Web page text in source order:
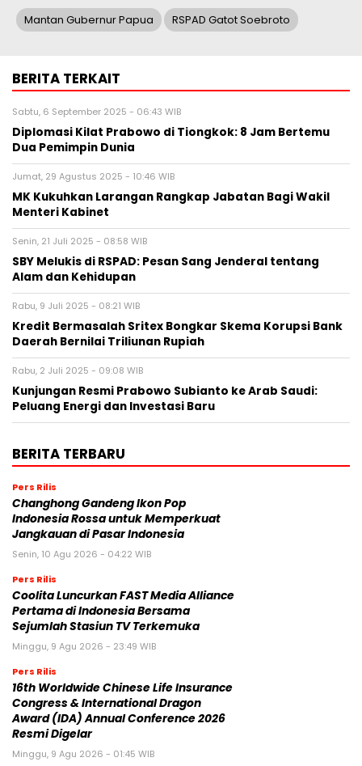
Mantan Gubernur Papua RSPAD Gatot Soebroto
BERITA TERKAIT
Sabtu, 6 September 2025 - 06:43 WIB
Diplomasi Kilat Prabowo di Tiongkok: 8 Jam Bertemu
Dua Pemimpin Dunia
Jumat, 29 Agustus 2025 - 10:46 WIB
MK Kukuhkan Larangan Rangkap Jabatan Bagi Wakil
Menteri Kabinet
Senin, 21 Juli 2025 - 08:58 WIB
SBY Melukis di RSPAD: Pesan Sang Jenderal tentang
Alam dan Kehidupan
Rabu, 9 Juli 2025 - 08:21 WIB
Kredit Bermasalah Sritex Bongkar Skema Korupsi Bank
Daerah Bernilai Triliunan Rupiah
Rabu, 2 Juli 2025 - 09:08 WIB
Kunjungan Resmi Prabowo Subianto ke Arab Saudi:
Peluang Energi dan Investasi Baru
BERITA TERBARU
Pers Rilis
Changhong Gandeng Ikon Pop
Indonesia Rossa untuk Memperkuat
Jangkauan di Pasar Indonesia
Senin, 10 Agu 2026 - 04:22 WIB
Pers Rilis
Coolita Luncurkan FAST Media Alliance
Pertama di Indonesia Bersama
Sejumlah Stasiun TV Terkemuka
Minggu, 9 Agu 2026 - 23:49 WIB
Pers Rilis
16th Worldwide Chinese Life Insurance
Congress & International Dragon
Award (IDA) Annual Conference 2026
Resmi Digelar
Minggu, 9 Agu 2026 - 01:45 WIB